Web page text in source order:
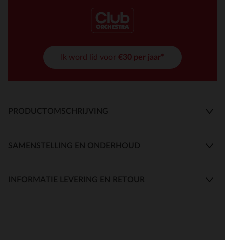
Ik word lid voor €30 per jaar*
PRODUCTOMSCHRIJVING
SAMENSTELLING EN ONDERHOUD
INFORMATIE LEVERING EN RETOUR